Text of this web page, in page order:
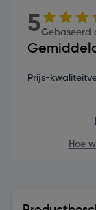
5Gebaseerd
Prijs-
Hoe